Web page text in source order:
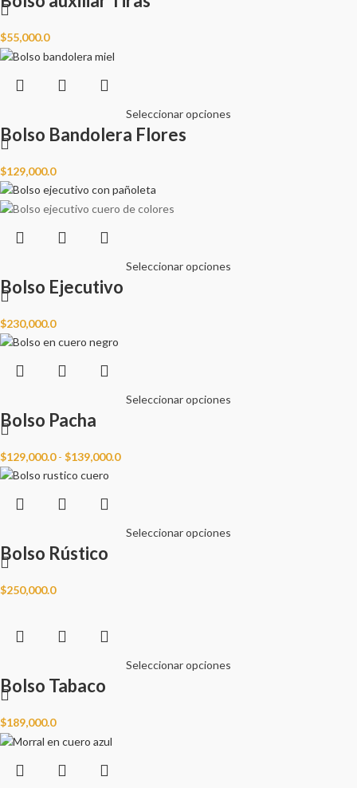
$55,000.0
Seleccionar opciones
Bolso Bandolera Flores
$129,000.0
Seleccionar opciones
Bolso Ejecutivo
$230,000.0
Seleccionar opciones
Bolso Pacha
$129,000.0 - $139,000.0
Seleccionar opciones
Bolso Rústico
$250,000.0
Seleccionar opciones
Bolso Tabaco
$189,000.0